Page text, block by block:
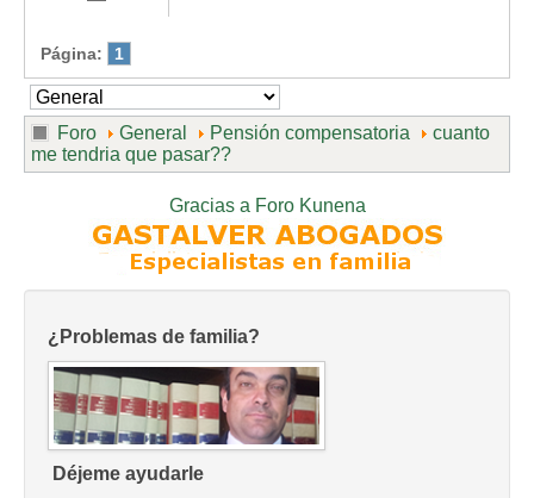
Página: 1
Foro General Pensión compensatoria
cuanto
me tendria que pasar??
Gracias a Foro Kunena
¿Problemas de familia?
Déjeme ayudarle